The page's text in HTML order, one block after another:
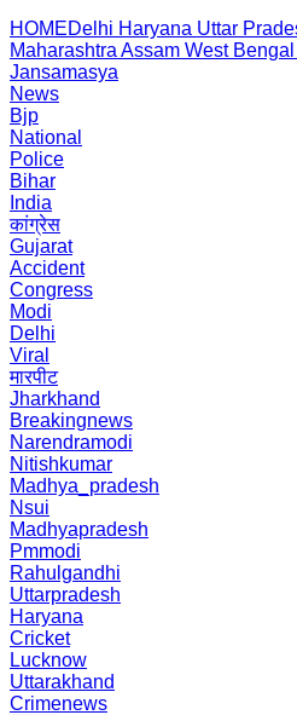
HOMEDelhi Haryana Uttar
Maharashtra Assam West Bengal
Jansamasya
News
Bjp
National
Police
Bihar
India
कांग्रेस
Gujarat
Accident
Congress
Modi
Delhi
Viral
मारपीट
Jharkhand
Breakingnews
Narendramodi
Nitishkumar
Madhya_pradesh
Nsui
Madhyapradesh
Pmmodi
Rahulgandhi
Uttarpradesh
Haryana
Cricket
Lucknow
Uttarakhand
Crimenews